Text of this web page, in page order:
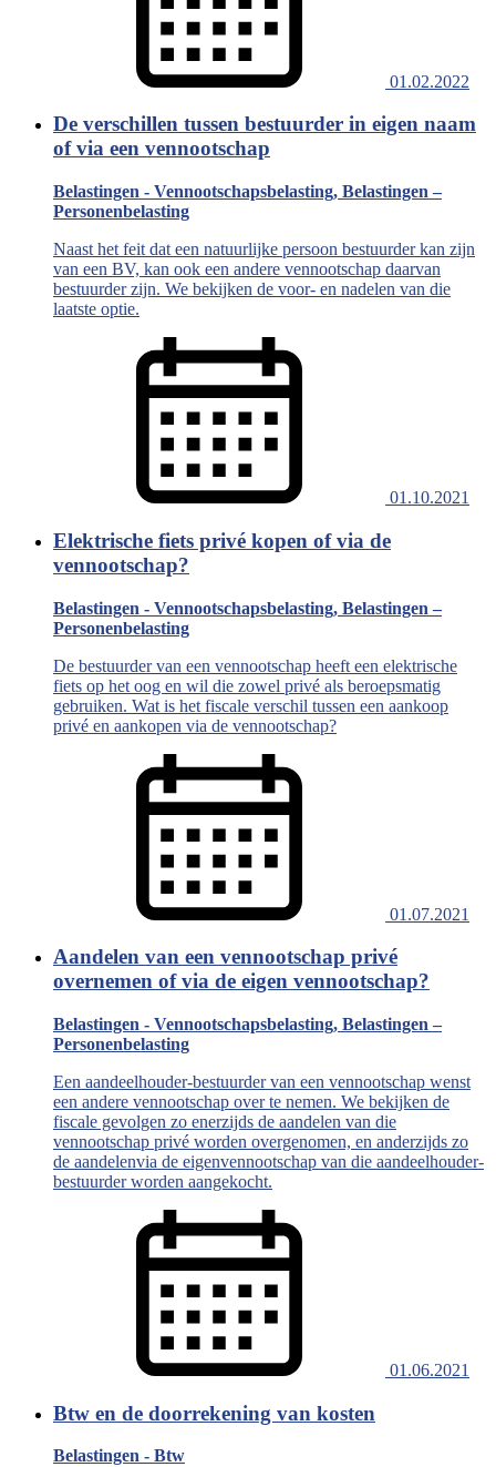
01.02.2022
De verschillen tussen bestuurder in eigen naam
of via een vennootschap
Belastingen - Vennootschapsbelasting, Belastingen –
Personenbelasting
Naast het feit dat een natuurlijke persoon bestuurder kan zijn
van een BV, kan ook een andere vennootschap daarvan
bestuurder zijn. We bekijken de voor- en nadelen van die
laatste optie.
01.10.2021
Elektrische fiets privé kopen of via de
vennootschap?
Belastingen - Vennootschapsbelasting, Belastingen –
Personenbelasting
De bestuurder van een vennootschap heeft een elektrische
fiets op het oog en wil die zowel privé als beroepsmatig
gebruiken. Wat is het fiscale verschil tussen een aankoop
privé en aankopen via de vennootschap?
01.07.2021
Aandelen van een vennootschap privé
overnemen of via de eigen vennootschap?
Belastingen - Vennootschapsbelasting, Belastingen –
Personenbelasting
Een aandeelhouder-bestuurder van een vennootschap wenst
een andere vennootschap over te nemen. We bekijken de
fiscale gevolgen zo enerzijds de aandelen van die
vennootschap privé worden overgenomen, en anderzijds zo
de aandelenvia de eigenvennootschap van die aandeelhouder-
bestuurder worden aangekocht.
01.06.2021
Btw en de doorrekening van kosten
Belastingen - Btw